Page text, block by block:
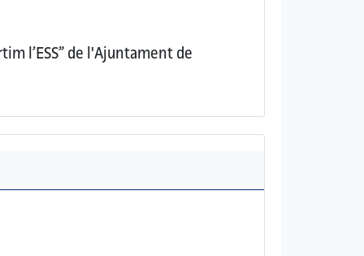
l’ESS” de l'Ajuntament de